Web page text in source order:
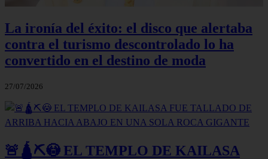
La ironía del éxito: el disco que alertaba
contra el turismo descontrolado lo ha
convertido en el destino de moda
27/07/2026
🚨🛕⛏️😳 EL TEMPLO DE KAILASA